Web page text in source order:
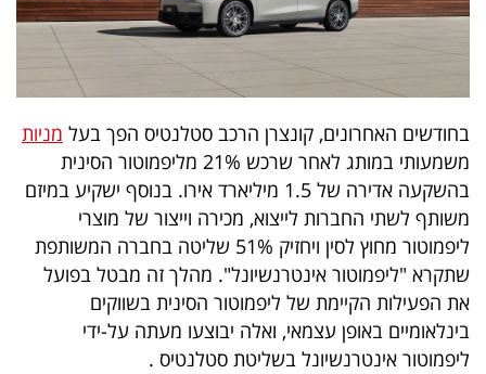
דרושים
ניוזלטרים
מייל
אדום
פרסמו
באייס
בחודשים האחרונים, קונצרן הרכב סטלנטיס הפך בעל מניות
משמעותי במותג לאחר שרכש 21% מליפמוטור הסינית
בהשקעה אדירה של 1.5 מיליארד אירו. בנוסף ישקיע במיזם
משותף לשתי החברות לייצוא, מכירה וייצור של מוצרי
ליפמוטור מחוץ לסין ויחזיק 51% שליטה בחברה המשותפת
שתקרא "ליפמוטור אינטרנשיונל". מהלך זה מבטל בפועל
את הפעילות הקיימת של ליפמוטור הסינית בשווקים
בינלאומיים באופן עצמאי, ואלה יבוצעו מעתה על-ידי
ליפמוטור אינטרנשיונל בשליטת סטלנטיס .